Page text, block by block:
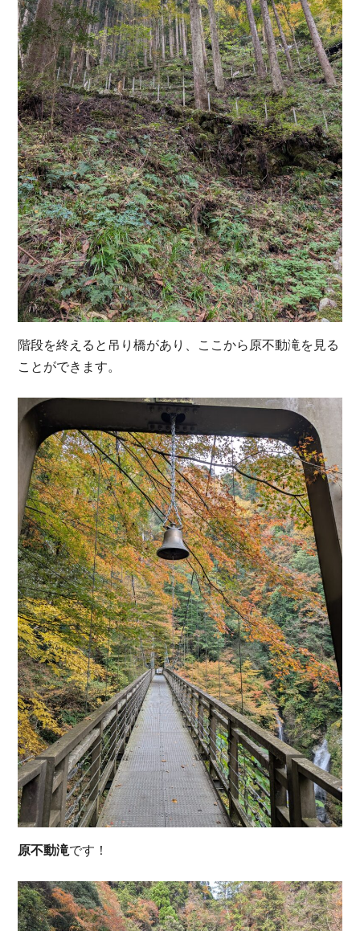
階段を終えると吊り橋があり、ここから原不動滝を見る
ことができます。
原不動滝です！